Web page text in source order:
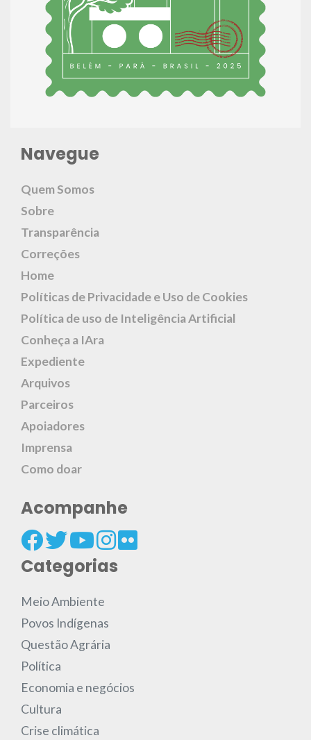
Navegue
Quem Somos
Sobre
Transparência
Correções
Home
Políticas de Privacidade e Uso de Cookies
Política de uso de Inteligência Artificial
Conheça a IAra
Expediente
Arquivos
Parceiros
Apoiadores
Imprensa
Como doar
Acompanhe
Categorias
Meio Ambiente
Povos Indígenas
Questão Agrária
Política
Economia e negócios
Cultura
Crise climática